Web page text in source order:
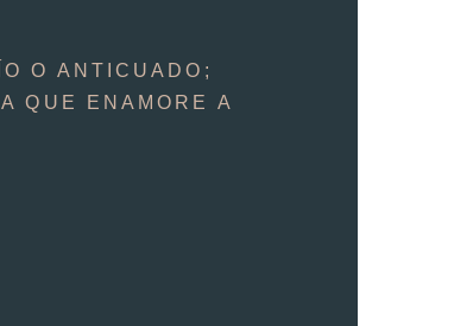
O ANTICUADO;
QUE ENAMORE A